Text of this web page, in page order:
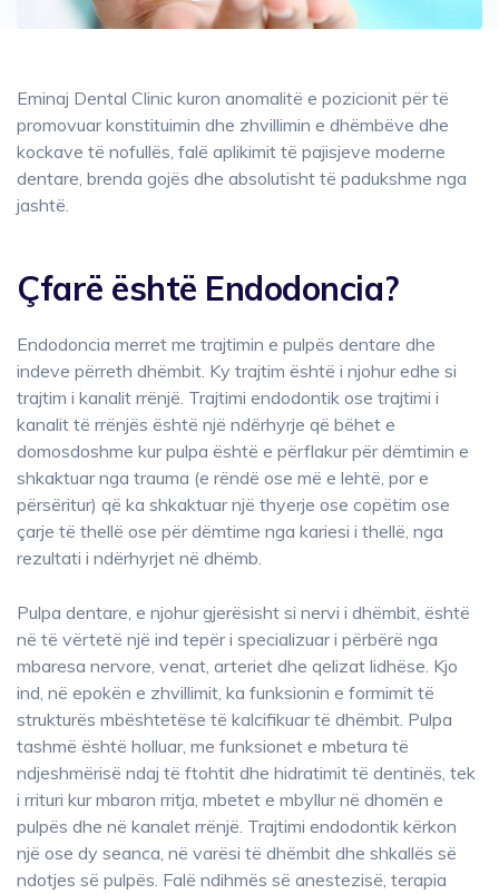
Eminaj Dental Clinic kuron anomalitë e pozicionit për të
promovuar konstituimin dhe zhvillimin e dhëmbëve dhe
kockave të nofullës, falë aplikimit të pajisjeve moderne
dentare, brenda gojës dhe absolutisht të padukshme nga
jashtë.
Çfarë është Endodoncia?
Endodoncia merret me trajtimin e pulpës dentare dhe
indeve përreth dhëmbit. Ky trajtim është i njohur edhe si
trajtim i kanalit rrënjë. Trajtimi endodontik ose trajtimi i
kanalit të rrënjës është një ndërhyrje që bëhet e
domosdoshme kur pulpa është e përflakur për dëmtimin e
shkaktuar nga trauma (e rëndë ose më e lehtë, por e
përsëritur) që ka shkaktuar një thyerje ose copëtim ose
çarje të thellë ose për dëmtime nga kariesi i thellë, nga
rezultati i ndërhyrjet në dhëmb.
Pulpa dentare, e njohur gjerësisht si nervi i dhëmbit, është
në të vërtetë një ind tepër i specializuar i përbërë nga
mbaresa nervore, venat, arteriet dhe qelizat lidhëse. Kjo
ind, në epokën e zhvillimit, ka funksionin e formimit të
strukturës mbështetëse të kalcifikuar të dhëmbit. Pulpa
tashmë është holluar, me funksionet e mbetura të
ndjeshmërisë ndaj të ftohtit dhe hidratimit të dentinës, tek
i rrituri kur mbaron rritja, mbetet e mbyllur në dhomën e
pulpës dhe në kanalet rrënjë. Trajtimi endodontik kërkon
një ose dy seanca, në varësi të dhëmbit dhe shkallës së
ndotjes së pulpës. Falë ndihmës së anestezisë, terapia